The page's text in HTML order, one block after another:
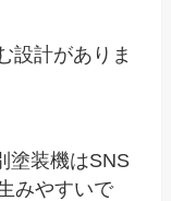
設計がありま
塗装機はSNS
みやすいで